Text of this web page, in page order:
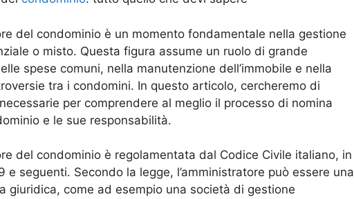
del condominio è un momento fondamentale nella gestione
o misto. Questa figura assume un ruolo di grande
spese comuni, nella manutenzione dell’immobile e nella
tra i condomini. In questo articolo, cercheremo di
per comprendere al meglio il processo di nomina
e le sue responsabilità.
del condominio è regolamentata dal Codice Civile italiano, in
e seguenti. Secondo la legge, l’amministratore può essere una
giuridica, come ad esempio una società di gestione